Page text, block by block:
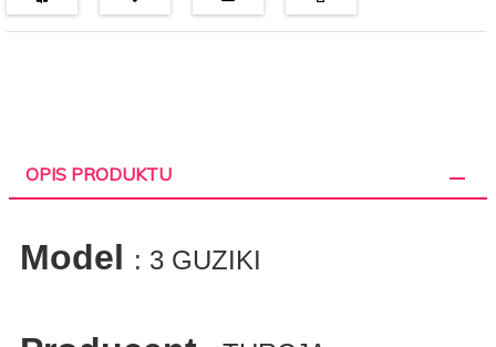
OPIS PRODUKTU
Model : 3 GUZIKI